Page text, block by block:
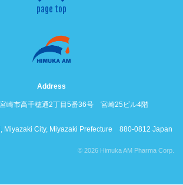
page top
Address
崎市高千穂通2丁目5番36号 宮崎25ビル4階
Miyazaki City, Miyazaki Prefecture 880-0812 Japan
© 2026 Himuka AM Pharma Corp.